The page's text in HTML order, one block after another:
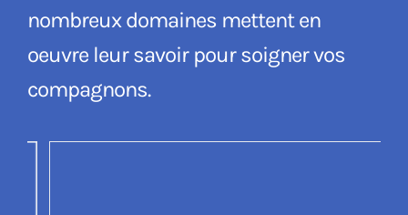
nombreux domaines mettent en
oeuvre leur savoir pour soigner vos
compagnons.